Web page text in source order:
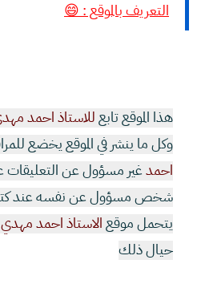
التعريف بالموقع : 😄
هذا الموقع تابعللاستاذ احمد
وكل ما ينشر في الموقع يخضع
احمدغير مسؤول عن التعليقات
شخص مسؤول عن نفسه عند
يتحمل موقعالاستاذ احمد مهدي
حيال ذلك